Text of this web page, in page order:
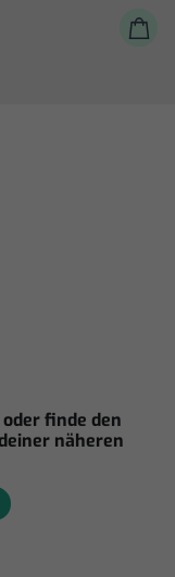
finde den
näheren